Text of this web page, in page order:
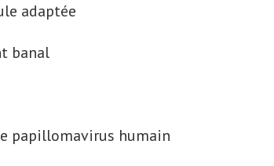
adaptée
banal
papillomavirus humain